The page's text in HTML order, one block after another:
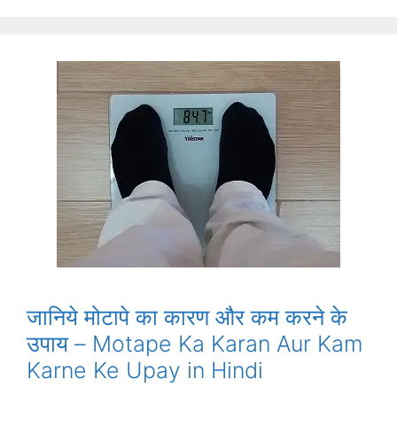
जानिये मोटापे का कारण और कम करने के
उपाय – Motape Ka Karan Aur Kam
Karne Ke Upay in Hindi